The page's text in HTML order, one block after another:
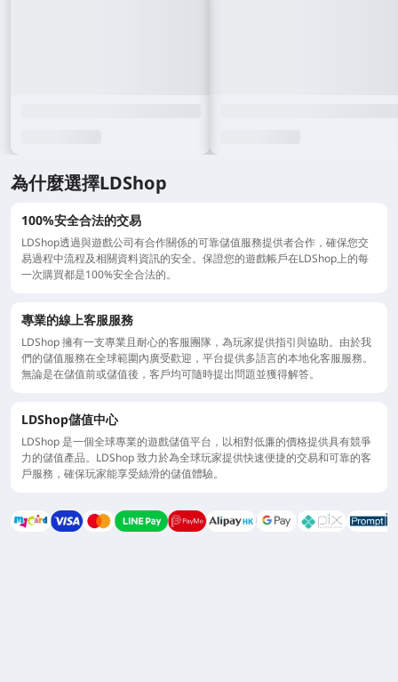
為什麼選擇LDShop
100%安全合法的交易
LDShop透過與遊戲公司有合作關係的可靠儲值服務提供者合作，確保您交
易過程中流程及相關資料資訊的安全。保證您的遊戲帳戶在LDShop上的每
一次購買都是100%安全合法的。
專業的線上客服服務
LDShop 擁有一支專業且耐心的客服團隊，為玩家提供指引與協助。由於我
們的儲值服務在全球範圍內廣受歡迎，平台提供多語言的本地化客服服務。
無論是在儲值前或儲值後，客戶均可隨時提出問題並獲得解答。
LDShop儲值中心
LDShop 是一個全球專業的遊戲儲值平台，以相對低廉的價格提供具有競爭
力的儲值產品。LDShop 致力於為全球玩家提供快速便捷的交易和可靠的客
戶服務，確保玩家能享受絲滑的儲值體驗。